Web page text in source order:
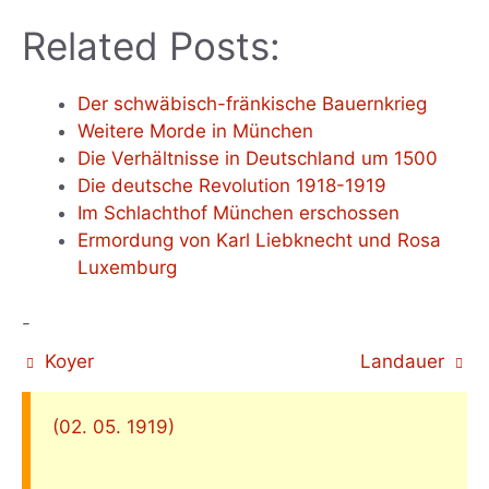
Related Posts:
Der schwäbisch-fränkische Bauernkrieg
Weitere Morde in München
Die Verhältnisse in Deutschland um 1500
Die deutsche Revolution 1918-1919
Im Schlachthof München erschossen
Ermordung von Karl Liebknecht und Rosa
Luxemburg
-
Koyer
Landauer
(02. 05. 1919)